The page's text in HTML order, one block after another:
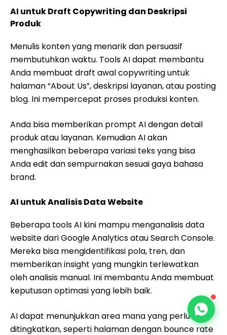
AI untuk Draft Copywriting dan Deskripsi
Produk
Menulis konten yang menarik dan persuasif
membutuhkan waktu. Tools AI dapat membantu
Anda membuat draft awal copywriting untuk
halaman “About Us”, deskripsi layanan, atau posting
blog. Ini mempercepat proses produksi konten.
Anda bisa memberikan prompt AI dengan detail
produk atau layanan. Kemudian AI akan
menghasilkan beberapa variasi teks yang bisa
Anda edit dan sempurnakan sesuai gaya bahasa
brand.
AI untuk Analisis Data Website
Beberapa tools AI kini mampu menganalisis data
website dari Google Analytics atau Search Console.
Mereka bisa mengidentifikasi pola, tren, dan
memberikan insight yang mungkin terlewatkan
oleh analisis manual. Ini membantu Anda membuat
keputusan optimasi yang lebih baik.
AI dapat menunjukkan area mana yang perlu
ditingkatkan, seperti halaman dengan bounce rate